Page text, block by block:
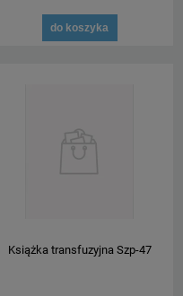
do koszyka
Książka transfuzyjna Szp-47